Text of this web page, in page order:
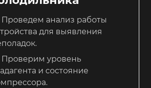
Проведем анализ работы
для выявления
Проверим уровень
и состояние